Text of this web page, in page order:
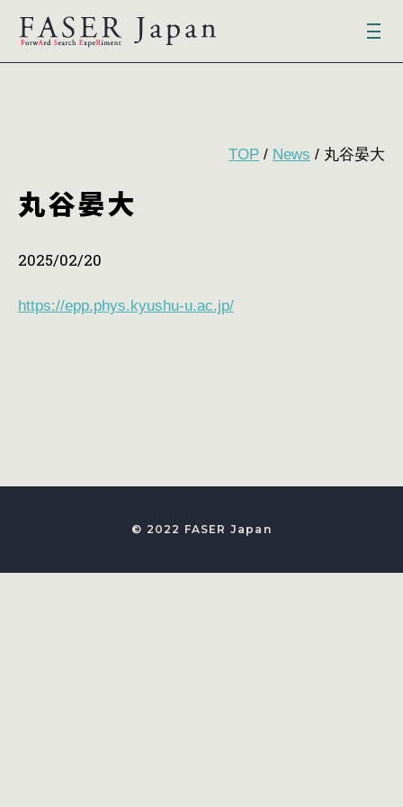
TOP / News / 丸谷晏大
丸谷晏大
2025/02/20
https://epp.phys.kyushu-u.ac.jp/
© 2022 FASER Japan